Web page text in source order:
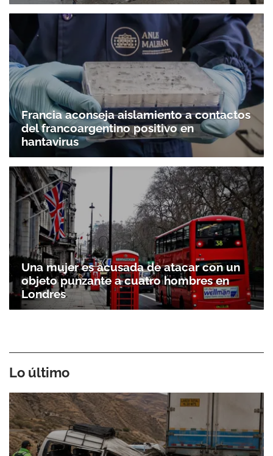
Francia aconseja aislamiento a contactos
del francoargentino positivo en
hantavirus
Una mujer es acusada de atacar con un
objeto punzante a cuatro hombres en
Londres
Lo último